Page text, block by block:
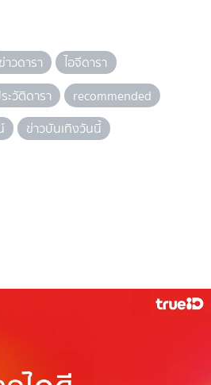
ข่าวดารา
ไอจีดารา
ะวัติดารา
recommended
ข่าวบันเทิงวันนี้